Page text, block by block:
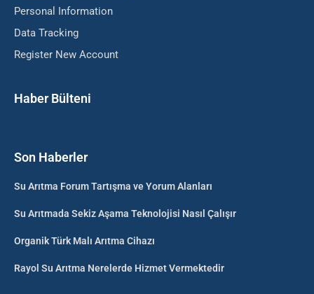
Personal Information
Data Tracking
Register New Account
Haber Bülteni
Son Haberler
Su Arıtma Forum Tartışma ve Yorum Alanları
Su Arıtmada Sekiz Aşama Teknolojisi Nasıl Çalışır
Organik Türk Malı Arıtma Cihazı
Rayol Su Arıtma Nerelerde Hizmet Vermektedir